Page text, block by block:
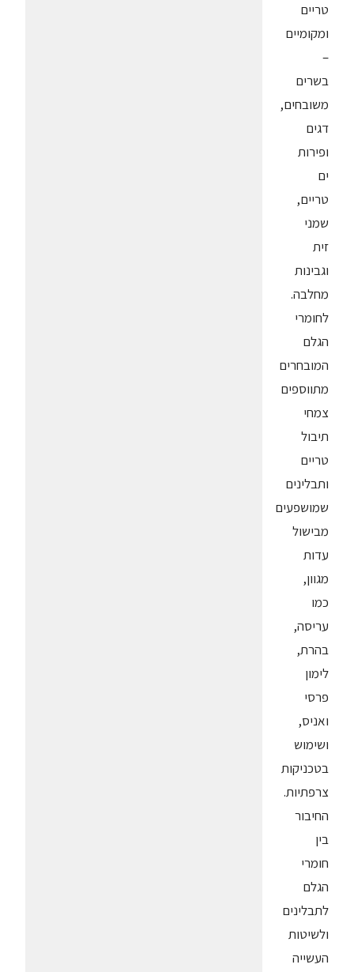
טריים
ומקומיים
–
בשרים
משובחים,
דגים
ופירות
ים
טריים,
שמני
זית
וגבינות
מחלבה.
לחומרי
הגלם
המובחרים
מתווספים
צמחי
תיבול
טריים
ותבלינים
שמושפעים
מבישול
עדות
מגוון,
כמו
עריסה,
בהרת,
לימון
פרסי
ואניס,
ושימוש
בטכניקות
צרפתיות.
החיבור
בין
חומרי
הגלם
לתבלינים
ולשיטות
העשייה